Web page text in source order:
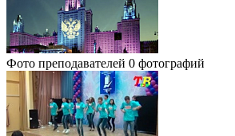
Фото преподавателей 0 фотографий